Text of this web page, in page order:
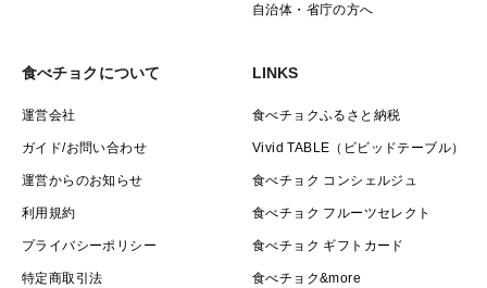
自治体・省庁の方へ
食べチョクについて
運営会社
ガイド/お問い合わせ
運営からのお知らせ
利用規約
プライバシーポリシー
特定商取引法
LINKS
食べチョクふるさと納税
Vivid TABLE（ビビッドテーブル）
食べチョク コンシェルジュ
食べチョク フルーツセレクト
食べチョク ギフトカード
食べチョク&more